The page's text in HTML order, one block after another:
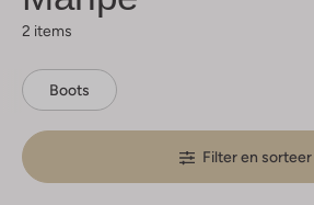
2 items
Boots
Filter en sorteer